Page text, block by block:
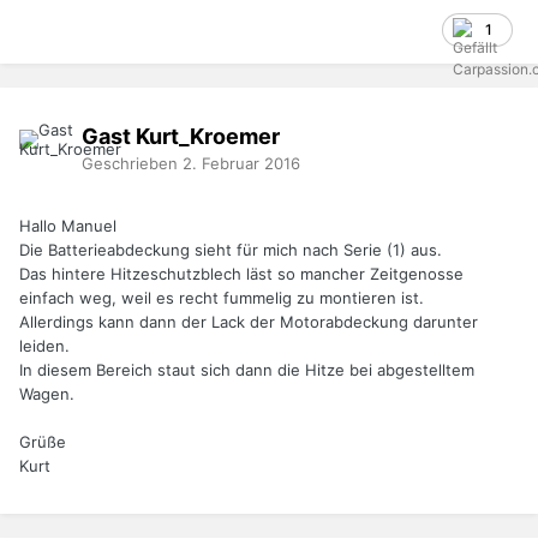
1
Gast Kurt_Kroemer
Geschrieben 2. Februar 2016
Hallo Manuel
Die Batterieabdeckung sieht für mich nach Serie (1) aus.
Das hintere Hitzeschutzblech läst so mancher Zeitgenosse
einfach weg, weil es recht fummelig zu montieren ist.
Allerdings kann dann der Lack der Motorabdeckung darunter
leiden.
In diesem Bereich staut sich dann die Hitze bei abgestelltem
Wagen.
Grüße
Kurt